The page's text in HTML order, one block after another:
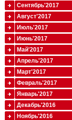
Сентябрь'2017
Август'2017
Июль'2017
Июнь'2017
Май'2017
Апрель'2017
Март'2017
Февраль'2017
Январь'2017
Декабрь'2016
Ноябрь'2016